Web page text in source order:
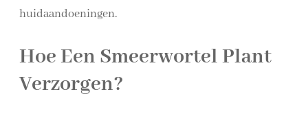
huidaandoeningen.
Hoe Een Smeerwortel Plant
Verzorgen?